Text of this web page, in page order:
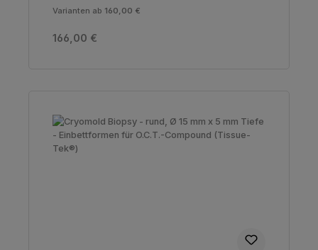
Varianten ab 160,00 €
Regulärer Preis:
166,00 €